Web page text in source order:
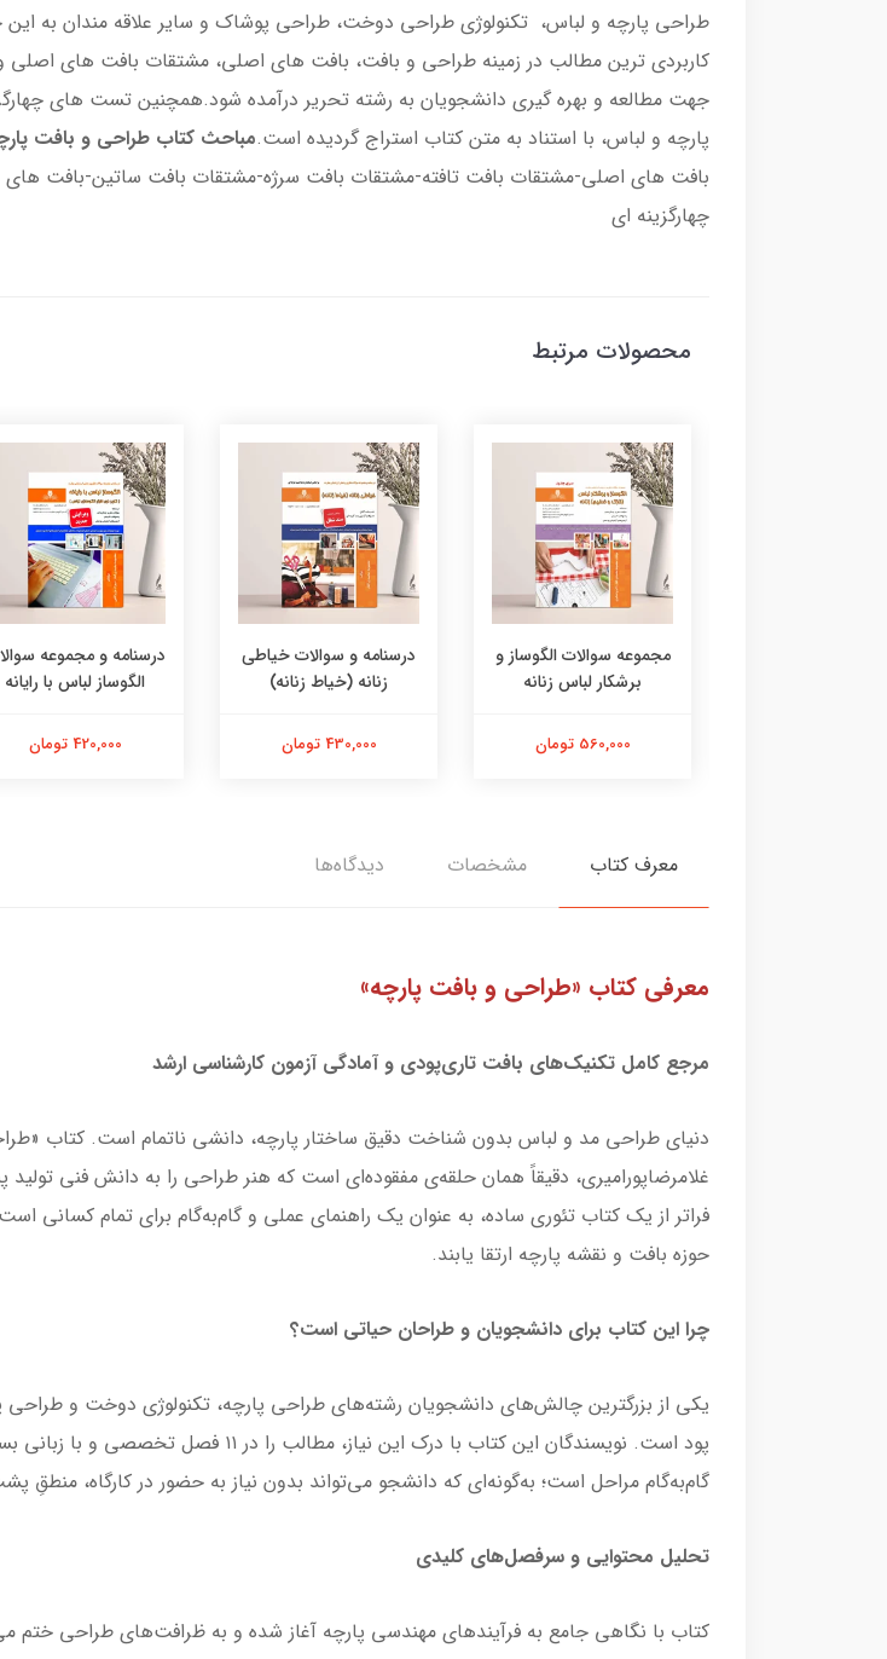
طراحی پارچه و لباس، تکنولوژی طراحی دوخت، طراحی پوشاک و سایر علاقه مندان به
کاربردی ترین مطالب در زمینه طراحی و بافت، بافت های اصلی، مشتقات بافت های اصلی
جهت مطالعه و بهره گیری دانشجویان به رشته تحریر درآمده شود.همچنین تست های
پارچه و لباس، با استناد به متن کتاب استراج گردیده است.مباحث کتاب طراحی و بافت
بافت های اصلی-مشتقات بافت تافته-مشتقات بافت سرژه-مشتقات بافت ساتین-بافت
چهارگزینه ای
محصولات مرتبط
مجموعه سوالات الگوساز و
برشکار لباس زنانه
560,000 تومان
درسنامه و سوالات خیاطی
زنانه (خیاط زنانه)
430,000 تومان
درسنامه و مجموعه
الگوساز لباس با رایانه
420,000 تومان
معرف کتاب مشخصات دیدگاه‌ها
معرفی کتاب «طراحی و بافت پارچه»
مرجع کامل تکنیک‌های بافت تاری‌‌پودی و آمادگی آزمون کارشناسی ارشد
دنیای طراحی مد و لباس بدون شناخت دقیق ساختار پارچه، دانشی ناتمام است. کتاب
غلامرضاپورامیری، دقیقاً همان حلقه‌ی مفقوده‌ای است که هنر طراحی را به دانش فنی
فراتر از یک کتاب تئوری ساده، به عنوان یک راهنمای عملی و گام‌به‌گام برای تمام
حوزه بافت و نقشه پارچه ارتقا یابند.
چرا این کتاب برای دانشجویان و طراحان حیاتی است؟
یکی از بزرگترین چالش‌های دانشجویان رشته‌های طراحی پارچه، تکنولوژی دوخت و
پود است. نویسندگان این کتاب با درک این
گام‌به‌گام مراحل است؛ به‌گونه‌ای که دانشجو می‌تواند بدون نیاز به حضور در کارگاه،
تحلیل محتوایی و سرفصل‌های کلیدی
کتاب با نگاهی جامع به فرآیندهای مهندسی پارچه آغاز شده و به ظرافت‌های طراحی ختم